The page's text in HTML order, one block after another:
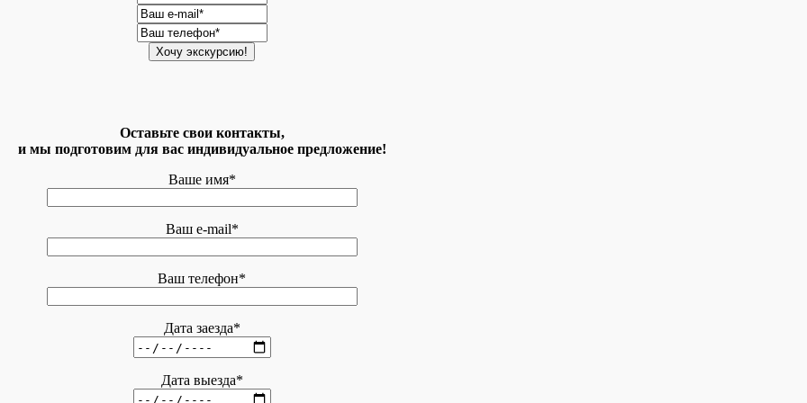
Оставьте свои контакты,
и мы подготовим для вас индивидуальное предложение!
Ваше имя*
Ваш e-mail*
Ваш телефон*
Дата заезда*
Дата выезда*